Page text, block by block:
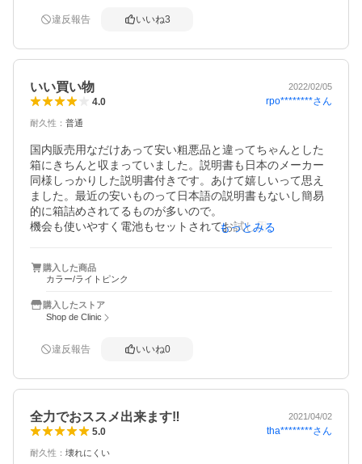
違反報告 いいね3
いい買い物 2022/02/05
4.0 rpo********さん
耐久性 ： 普通
国内販売用なだけあって安い粗悪品と違ってちゃんとした
箱にきちんと収まっていました。説明書も日本のメーカー
同様しっかりした説明書付きです。あけて嬉しいって思え
ました。最近の安いものって日本語の説明書もないし簡易
的に箱詰めされてるものが多いので。
機会も使いやすく電池もセットされてお試し用のマンガン
コロナが長引く世の中なので家族の数値を把握できるよう
に購入しましたがいい製品買えてよかったと思う。
耐性に関して不明ですが期待したい
もっとみる
購入した商品
カラー/ライトピンク
購入したストア
Shop de Clinic
違反報告 いいね0
全力でおススメ出来ます‼ 2021/04/02
5.0 tha********さん
耐久性 ： 壊れにくい